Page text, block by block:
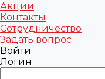
Акции
Контакты
Сотрудничество
Задать вопрос
Войти
Логин